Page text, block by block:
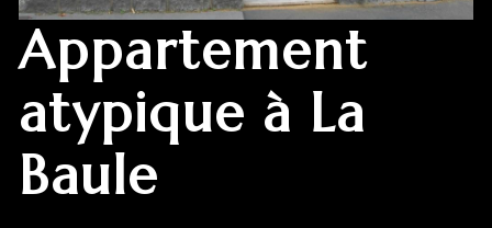
appartement
atypique à La
Baule